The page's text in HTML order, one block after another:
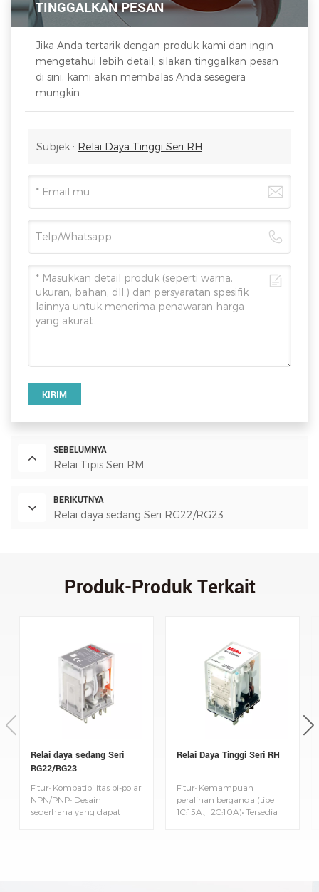
TINGGALKAN PESAN
Jika Anda tertarik dengan produk kami dan ingin
mengetahui lebih detail, silakan tinggalkan pesan
di sini, kami akan membalas Anda sesegera
mungkin.
Subjek : Relai Daya Tinggi Seri RH
KIRIM
SEBELUMNYA
Relai Tipis Seri RM
BERIKUTNYA
Relai daya sedang Seri RG22/RG23
Produk-Produk Terkait
Relai daya sedang Seri
RG22/RG23
Fitur• Kompatibilitas bi-polar
NPN/PNP• Desain
sederhana yang dapat
Relai Daya Tinggi Seri RH
Fitur• Kemampuan
peralihan berganda (tipe
1C:15A、2C:10A)• Tersedia